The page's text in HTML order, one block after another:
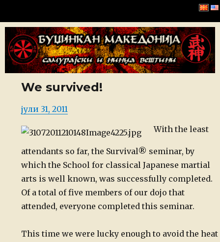
Буџинкан Македонија
We survived!
Posted
јули 31, 2011
With the least
attendants so far, the Survival® seminar, by
which the School for classical Japanese martial
arts is well known, was successfully completed.
Of a total of five members of our dojo that
attended, everyone completed this seminar.
This time we were lucky enough to avoid the heat